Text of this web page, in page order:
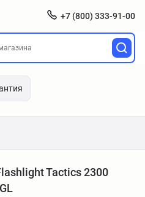
+7 (800) 333-91-00
Tactics 2300